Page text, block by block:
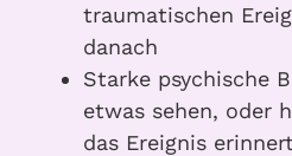
traumatischen
danach
Starke psychische
etwas sehen, oder
das Ereignis erinnert